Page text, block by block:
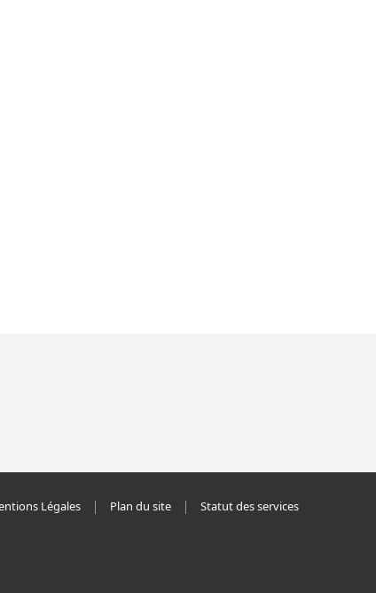
Légales Plan du site Statut des services